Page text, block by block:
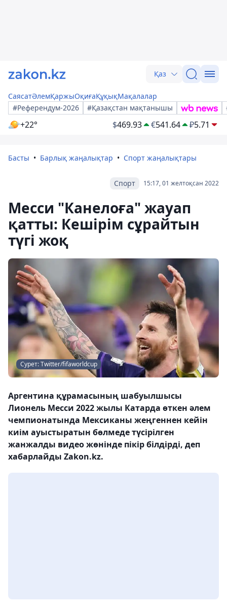
Қаз
СаясатӘлемҚаржыОқиғаҚұқықМақалалар
#Референдум-2026
#Қазақстан мақтанышы
+22° $469.93 €541.64 ₽5.71
Басты Барлық жаңалықтар Спорт жаңалықтары
15:17, 01 желтоқсан 2022
Спорт
Месси "Канелоға" жауап
қатты: Кешірім сұрайтын
түгі жоқ
Сурет: Twitter/fifaworldcup
Аргентина құрамасының шабуылшысы
Лионель Месси 2022 жылы Катарда өткен әлем
чемпионатында Мексиканы жеңгеннен кейін
киім ауыстыратын бөлмеде түсірілген
жанжалды видео жөнінде пікір білдірді, деп
хабарлайды Zakon.kz.